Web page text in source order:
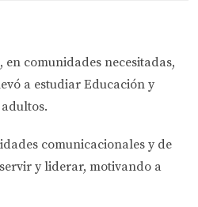
estadounidense. Sin embargo,
y una parte proporcional de su
significativo al
como extranjero. Estos
comunidades necesitadas,
a estudiar Educación y
comunicacionales y de
y liderar, motivando a